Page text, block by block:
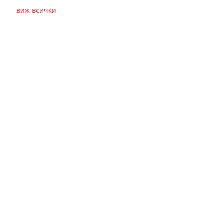
виж всички